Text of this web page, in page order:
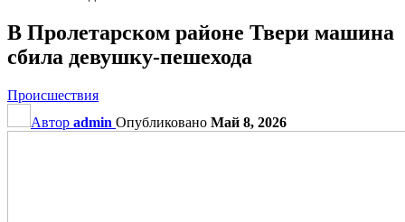
В Пролетарском районе Твери машина
сбила девушку-пешехода
Происшествия
Автор admin Опубликовано Май 8, 2026